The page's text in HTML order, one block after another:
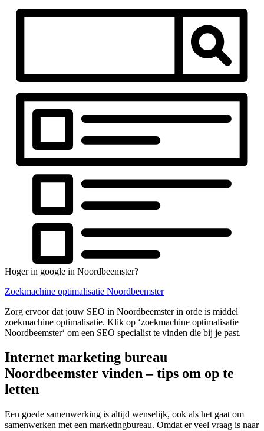
Hoger in google in Noordbeemster?
Zoekmachine optimalisatie Noordbeemster
Zorg ervoor dat jouw SEO in Noordbeemster in orde is middel
zoekmachine optimalisatie. Klik op ‘zoekmachine optimalisatie
Noordbeemster‘ om een SEO specialist te vinden die bij je past.
Internet marketing bureau
Noordbeemster vinden – tips om op te
letten
Een goede samenwerking is altijd wenselijk, ook als het gaat om
samenwerken met een marketingbureau. Omdat er veel vraag is naar